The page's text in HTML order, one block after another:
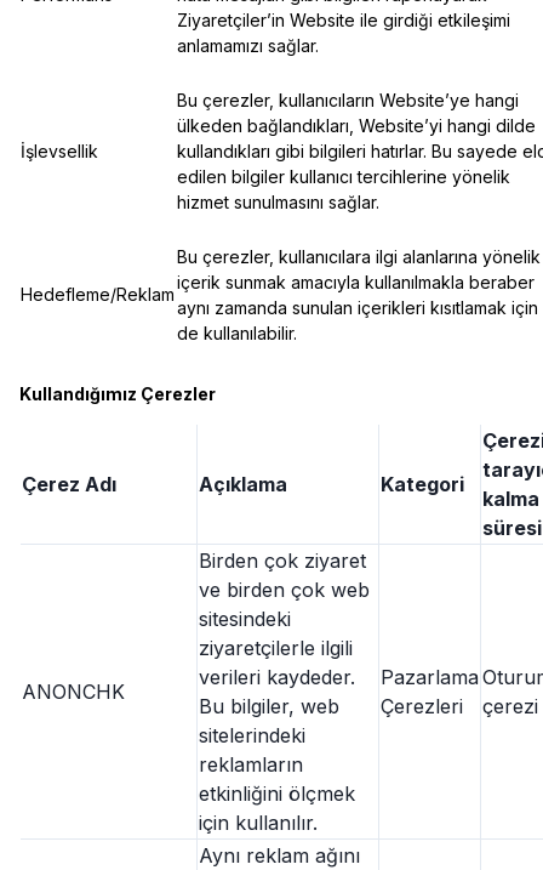
Ziyaretçiler’in Website ile girdiği etkileşimi
anlamamızı sağlar.
İşlevsellik
Bu çerezler, kullanıcıların Website’ye hangi
ülkeden bağlandıkları, Website’yi hangi dilde
kullandıkları gibi bilgileri hatırlar. Bu sayede
edilen bilgiler kullanıcı tercihlerine yönelik
hizmet sunulmasını sağlar.
Hedefleme/Reklam
Bu çerezler, kullanıcılara ilgi alanlarına yönelik
içerik sunmak amacıyla kullanılmakla beraber
aynı zamanda sunulan içerikleri kısıtlamak için
de kullanılabilir.
Kullandığımız Çerezler
Çerez Adı Açıklama Kategori
kalma
süresi
ANONCHK
Birden çok ziyaret
ve birden çok web
sitesindeki
ziyaretçilerle ilgili
verileri kaydeder.
Bu bilgiler, web
sitelerindeki
reklamların
etkinliğini ölçmek
için kullanılır.
Pazarlama
Çerezleri
çerezi
Aynı reklam ağını